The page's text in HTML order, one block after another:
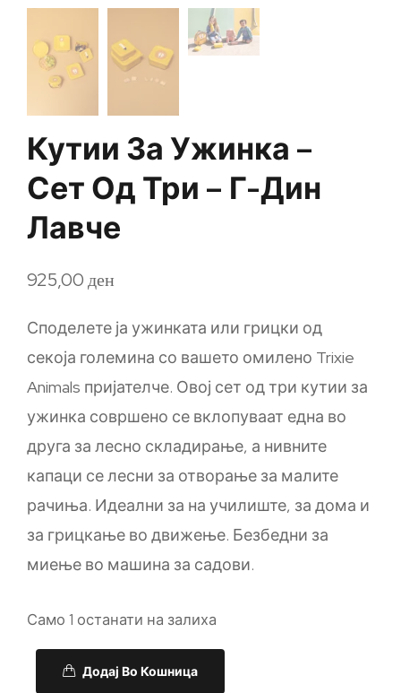
Кутии За Ужинка –
Сет Од Три – Г-Дин
Лавче
925,00ден
Споделете ја ужинката или грицки од
секоја големина со вашето омилено Trixie
Animals пријателче. Овој сет од три кутии за
ужинка совршено се вклопуваат една во
друга за лесно складирање, а нивните
капаци се лесни за отворање за малите
рачиња. Идеални за на училиште, за дома и
за грицкање во движење. Безбедни за
миење во машина за садови.
Само 1 останати на залиха
Додај Во Кошница